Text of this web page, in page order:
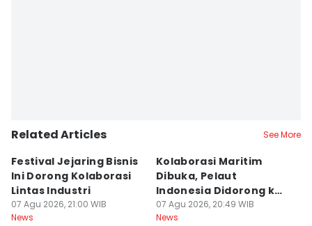
Related Articles See More
Festival Jejaring Bisnis
Ini Dorong Kolaborasi
Lintas Industri
07 Agu 2026, 21:00 WIB
News
Kolaborasi Maritim
Dibuka, Pelaut
Indonesia Didorong ke
Pasar Global
07 Agu 2026, 20:49 WIB
News